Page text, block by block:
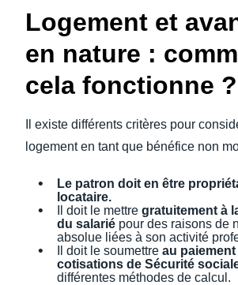
Logement et
en nature :
cela fonctionne ?
Il existe différents critères pour
logement en tant que bénéfice non
Le patron doit en être
locataire.
Il doit le mettre gratuitement à
du salarié pour des raisons de
absolue liées à son activité
Il doit le soumettre au
cotisations de Sécurité
différentes méthodes de calcul.